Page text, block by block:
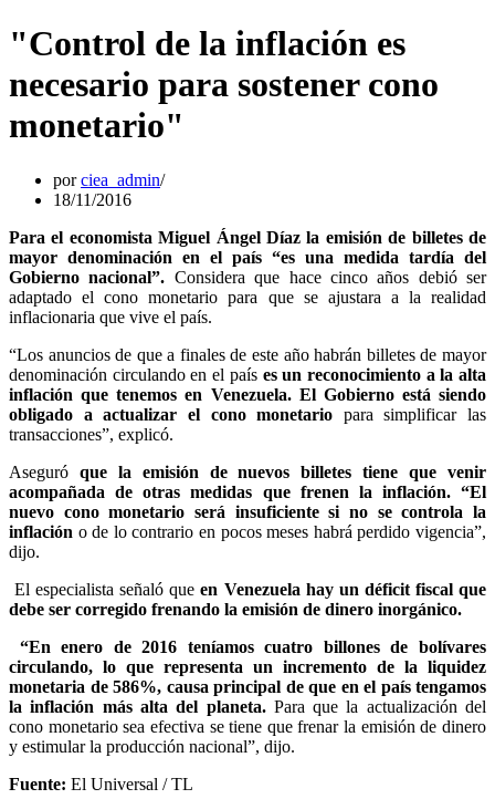
"Control de la inflación es
necesario para sostener cono
monetario"
porciea_admin
18/11/2016
Para el economista Miguel Ángel Díaz la emisión de billetes de
mayor denominación en el país “es una medida tardía del
Gobierno nacional”. Considera que hace cinco años debió ser
adaptado el cono monetario para que se ajustara a la realidad
inflacionaria que vive el país.
“Los anuncios de que a finales de este año habrán billetes de mayor
denominación circulando en el país es un reconocimiento a la alta
inflación que tenemos en Venezuela. El Gobierno está siendo
obligado a actualizar el cono monetario para simplificar las
transacciones”, explicó.
Aseguró que la emisión de nuevos billetes tiene que venir
acompañada de otras medidas que frenen la inflación. “El
nuevo cono monetario será insuficiente si no se controla la
inflación o de lo contrario en pocos meses habrá perdido vigencia”,
dijo.
El especialista señaló queen Venezuela hay un déficit fiscal que
debe ser corregido frenando la emisión de dinero inorgánico.
“En enero de 2016 teníamos cuatro billones de bolívares
circulando, lo que representa un incremento de la liquidez
monetaria de 586%, causa principal de que en el país tengamos
la inflación más alta del planeta.Para que la actualización del
cono monetario sea efectiva se tiene que frenar la emisión de dinero
y estimular la producción nacional”, dijo.
Fuente: El Universal / TL